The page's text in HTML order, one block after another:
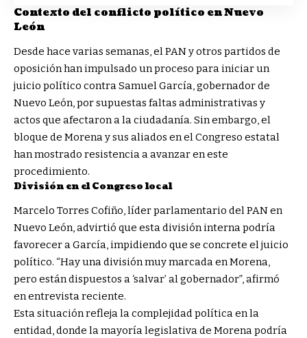
Contexto del conflicto político en Nuevo
León
Desde hace varias semanas, el PAN y otros partidos de
oposición han impulsado un proceso para iniciar un
juicio político contra Samuel García, gobernador de
Nuevo León, por supuestas faltas administrativas y
actos que afectaron a la ciudadanía. Sin embargo, el
bloque de Morena y sus aliados en el Congreso estatal
han mostrado resistencia a avanzar en este
procedimiento.
División en el Congreso local
Marcelo Torres Cofiño, líder parlamentario del PAN en
Nuevo León, advirtió que esta división interna podría
favorecer a García, impidiendo que se concrete el juicio
político. “Hay una división muy marcada en Morena,
pero están dispuestos a ‘salvar’ al gobernador”, afirmó
en entrevista reciente.
Esta situación refleja la complejidad política en la
entidad, donde la mayoría legislativa de Morena podría